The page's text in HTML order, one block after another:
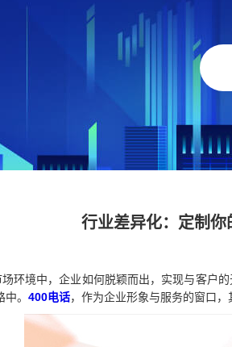
行业差异化：定制你
环境中，企业如何脱颖而出，实现与客户
。 400电话，作为企业形象与服务的窗口，